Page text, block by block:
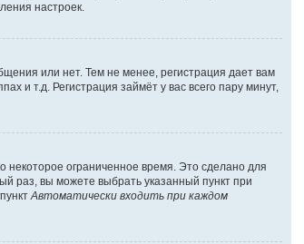
настроек.
или нет. Тем не менее, регистрация дает вам
и т.д. Регистрация займёт у вас всего пару минут,
некоторое ограниченное время. Это сделано для
раз, вы можете выбрать указанный пункт при
Автоматически входить при каждом